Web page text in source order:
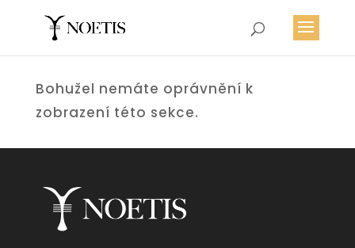
Bohužel nemáte oprávnění k
zobrazení této sekce.